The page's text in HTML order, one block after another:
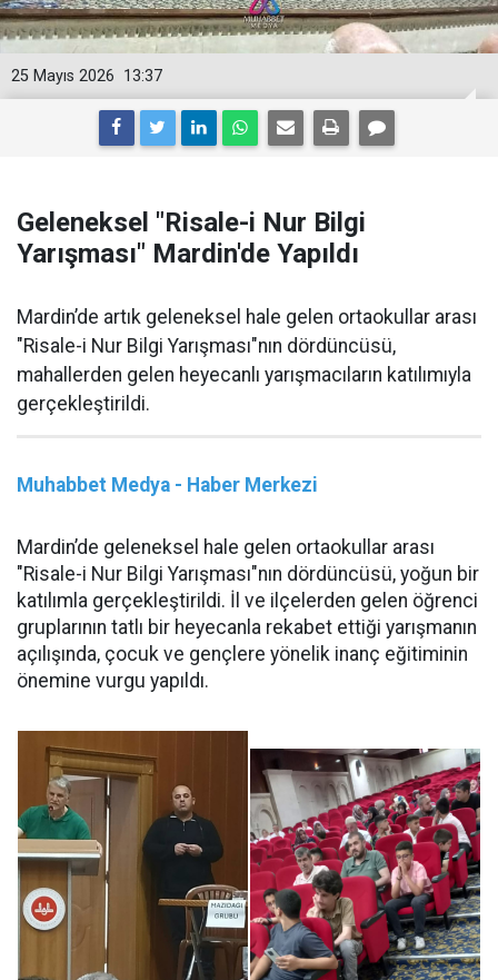
13:37
25 Mayıs 2026
Geleneksel "Risale-i Nur Bilgi
Yarışması" Mardin'de Yapıldı
Mardin’de artık geleneksel hale gelen ortaokullar arası
"Risale-i Nur Bilgi Yarışması"nın dördüncüsü,
mahallerden gelen heyecanlı yarışmacıların katılımıyla
gerçekleştirildi.
Muhabbet Medya - Haber Merkezi
Mardin’de geleneksel hale gelen ortaokullar arası
"Risale-i Nur Bilgi Yarışması"nın dördüncüsü, yoğun bir
katılımla gerçekleştirildi. İl ve ilçelerden gelen öğrenci
gruplarının tatlı bir heyecanla rekabet ettiği yarışmanın
açılışında, çocuk ve gençlere yönelik inanç eğitiminin
önemine vurgu yapıldı.